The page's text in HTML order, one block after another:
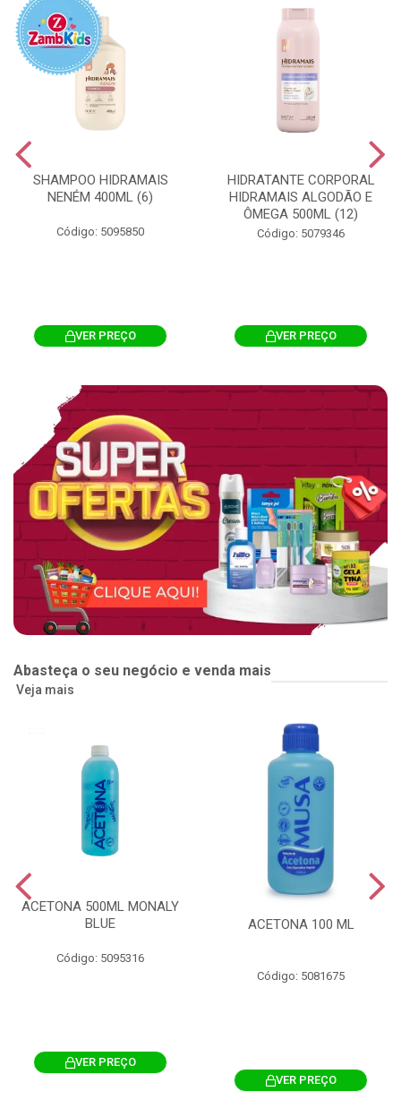
SHAMPOO HIDRAMAIS
NENÉM 400ML (6)
Código: 5095850
VER PREÇO
HIDRATANTE CORPORAL
HIDRAMAIS ALGODÃO E
ÔMEGA 500ML (12)
Código: 5079346
VER PREÇO
Abasteça o seu negócio e venda mais
Veja mais
ACETONA 500ML MONALY
BLUE
Código: 5095316
VER PREÇO
ACETONA 100 ML
Código: 5081675
VER PREÇO